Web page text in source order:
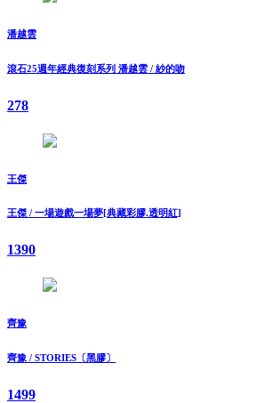
潘越雲
滾石25週年經典復刻系列 潘越雲 / 紗的吻
278
王傑
王傑 / 一場遊戲一場夢[典藏彩膠.透明紅]
1390
齊豫
齊豫 / STORIES〔黑膠〕
1499